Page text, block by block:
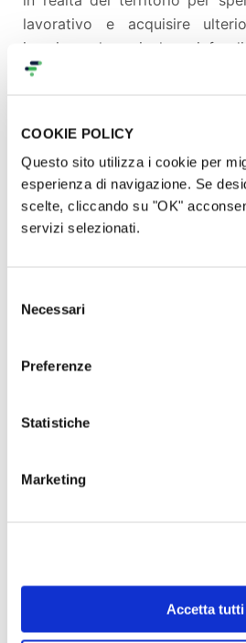
COOKIE POLICY
Questo sito utilizza i cookie per
esperienza di navigazione. Se
scelte, cliccando su "OK"
servizi selezionati.
delNecessari
Preferenze
Statistiche
Marketing
Accetta tutti
lavorativo e acquisire
inserire nel curriculum; i fondi
per coprire le indennità di
Chi siete?
Siamo due realtà: il lato
dall'Associazione Equipark
Centro di
richiedenti protezione
http://www.equipark.it
http://
Ma... la terra?